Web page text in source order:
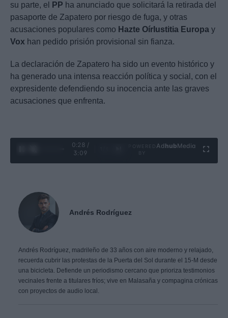
su parte, el
PP ha anunciado que solicitará la retirada del
pasaporte de Zapatero por riesgo de fuga, y otras
acusaciones populares como Hazte Oír Iustitia Europa y
Vox han pedido prisión provisional sin fianza.
La declaración de Zapatero ha sido un evento histórico y
ha generado una intensa reacción política y social, con el
expresidente defendiendo su inocencia ante las graves
acusaciones que enfrenta.
0:29 /
3:09
Ad hubMedia
Andrés Rodríguez
Andrés Rodríguez, madrileño de 33 años con aire moderno y relajado,
recuerda cubrir las protestas de la Puerta del Sol durante el 15-M desde
una bicicleta. Defiende un periodismo cercano que prioriza testimonios
vecinales frente a titulares fríos; vive en Malasaña y compagina crónicas
con proyectos de audio local.